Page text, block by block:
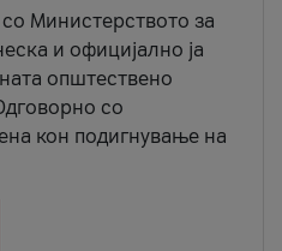
Министерството за
и официјално ја
општествено
со
кон подигнување на